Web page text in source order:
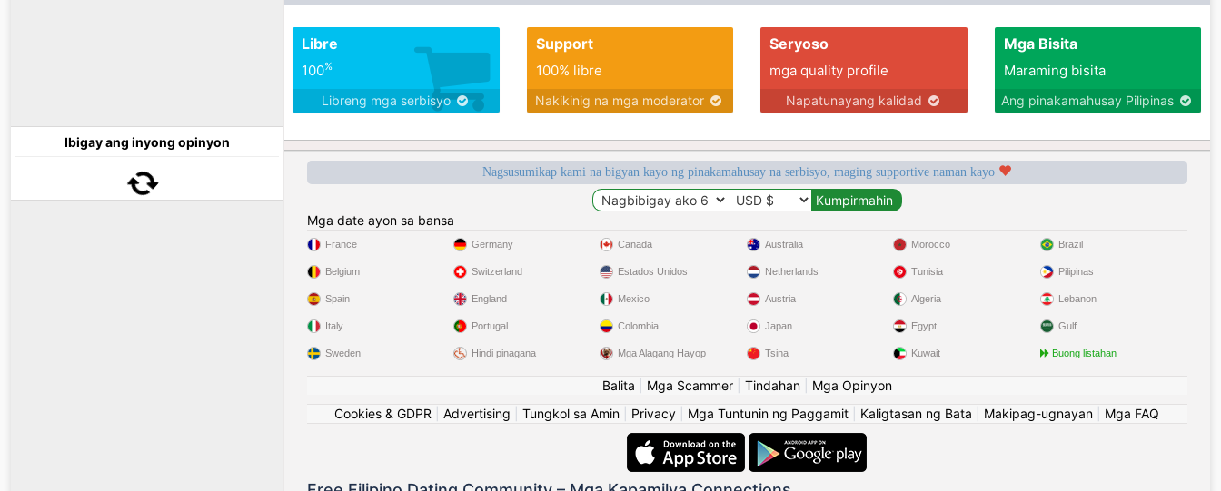
Ibigay ang inyong opinyon
Libre
100%
Libreng mga serbisyo
Support
100% libre
Nakikinig na mga moderator
Seryoso
mga quality profile
Napatunayang kalidad
Mga Bisita
Maraming bisita
Ang pinakamahusay Pilipinas
Nagsusumikap kami na bigyan kayo ng pinakamahusay na serbisyo, maging supportive naman kayo
Mga date ayon sa bansa
France
Belgium
Spain
Italy
Sweden
Germany
Switzerland
England
Portugal
Hindi pinagana
Canada
Estados Unidos
Mexico
Colombia
Mga Alagang Hayop
Australia
Netherlands
Austria
Japan
Tsina
Morocco
Tunisia
Algeria
Egypt
Kuwait
Brazil
Pilipinas
Lebanon
Gulf
Buong listahan
Balita Mga Scammer| Tindahan| Mga Opinyon
Cookies & GDPR
Advertising Tungkol sa Amin Privacy Mga Tuntunin ng Paggamit Kaligtasan ng Bata Makipag-ugnayan Mga FAQ